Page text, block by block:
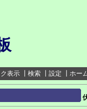
ク表示 検索 設定 ホー